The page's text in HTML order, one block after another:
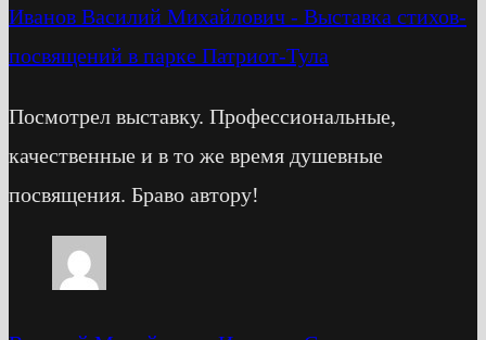
Иванов Василий Михайлович - Выставка стихов-
посвящений в парке Патриот-Тула
Посмотрел выставку. Профессиональные,
качественные и в то же время душевные
посвящения. Браво автору!